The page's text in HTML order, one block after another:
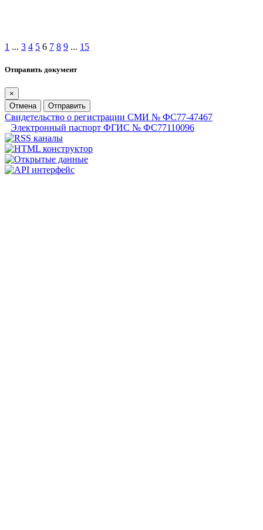
1 ... 3 4 5 6 7 8 9 ... 15
Отправить документ
×
Отмена
Отправить
Свидетельство о регистрации СМИ № ФС77-47467
Электронный паспорт ФГИС № ФС77110096